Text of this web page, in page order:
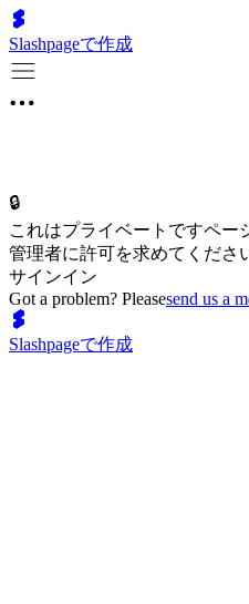
Slashpageで作成
🔒
これはプライベートですペー
管理者に許可を求めてくださ
サインイン
Got a problem? Pleasesend us a
Slashpageで作成